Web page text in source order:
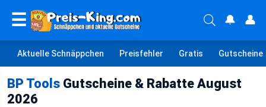
☰ 🔔 👤
Aktuelle Schnäppchen Preisfehler Gratis Gutscheine
BP Tools Gutscheine & Rabatte August
2026